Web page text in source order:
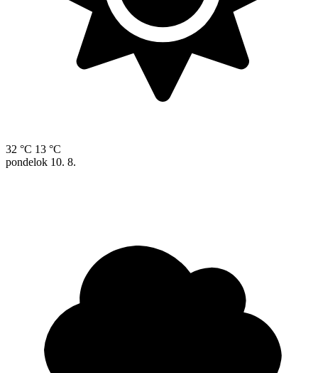
32 °C 13 °C
pondelok 10. 8.